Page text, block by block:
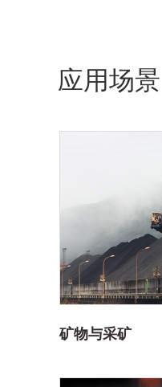
应用场景
矿物与采矿